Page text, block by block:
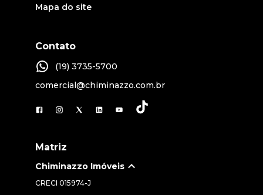
Mapa do site
Contato
(19) 3735-5700
comercial@chiminazzo.com.br
Matriz
Chiminazzo Imóveis
CRECI 015974-J